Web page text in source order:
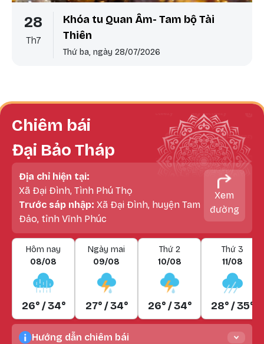
28
Th7
Khóa tu Quan Âm- Tam bộ Tài
Thiên
Thứ ba, ngày 28/07/2026
Chiêm bái
Đại Bảo Tháp
Địa chỉ hiện tại:
Xã Đại Đình, Tình Phú Thọ
Trước sáp nhập: Xã Đại Đình, huyện Tam
Đảo, tỉnh Vĩnh Phúc
Xem
đường
Hôm nay
08/08
26° / 34°
Ngày mai
09/08
27° / 34°
Thứ 2
10/08
26° / 34°
Thứ 3
11/08
28° / 35°
Hướng dẫn chiêm bái